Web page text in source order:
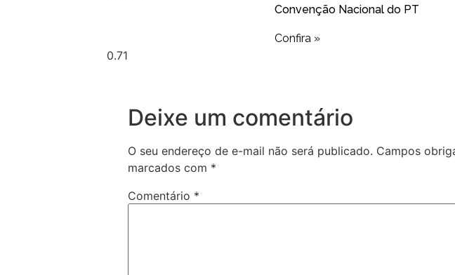
Convenção Nacional do PT
Confira »
Deixe um comentário
O seu endereço de e-mail não será publicado. Campos
marcados com *
Comentário *